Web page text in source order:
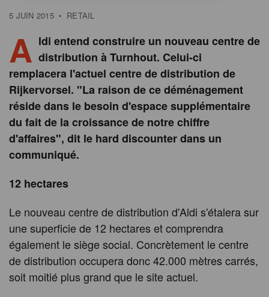
5 JUIN 2015 • RETAIL
A ldi entend construire un nouveau centre de
distribution à Turnhout. Celui-ci
remplacera l'actuel centre de distribution de
Rijkervorsel. "La raison de ce déménagement
réside dans le besoin d'espace supplémentaire
du fait de la croissance de notre chiffre
d'affaires", dit le hard discounter dans un
communiqué.
12 hectares
Le nouveau centre de distribution d'Aldi s'étalera sur
une superficie de 12 hectares et comprendra
également le siège social. Concrètement le centre
de distribution occupera donc 42.000 mètres carrés,
soit moitié plus grand que le site actuel.